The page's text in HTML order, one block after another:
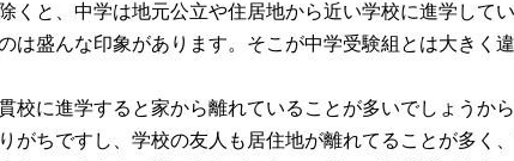
くと、中学は地元公立や住居地から近い学校に進学して
は盛んな印象があります。そこが中学受験組とは大きく
校に進学すると家から離れていることが多いでしょうか
がちですし、学校の友人も居住地が離れてることが多く